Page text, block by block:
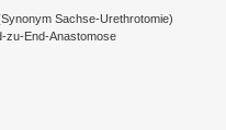
Sachse-Urethrotomie)
zu-End-Anastomose